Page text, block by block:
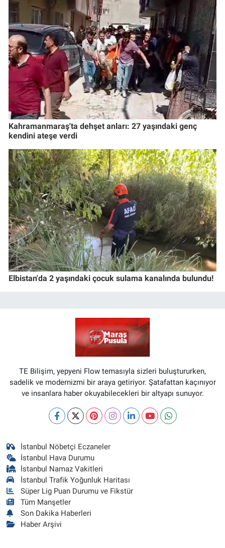
Kahramanmaraş'ta dehşet anları: 27 yaşındaki genç
kendini ateşe verdi
Elbistan'da 2 yaşındaki çocuk sulama kanalında bulundu!
TE Bilişim, yepyeni Flow temasıyla sizleri buluştururken,
sadelik ve modernizmi bir araya getiriyor. Şatafattan kaçınıyor
ve insanlara haber okuyabilecekleri bir altyapı sunuyor.
İstanbul Nöbetçi Eczaneler
İstanbul Hava Durumu
İstanbul Namaz Vakitleri
İstanbul Trafik Yoğunluk Haritası
Süper Lig Puan Durumu ve Fikstür
Tüm Manşetler
Son Dakika Haberleri
Haber Arşivi